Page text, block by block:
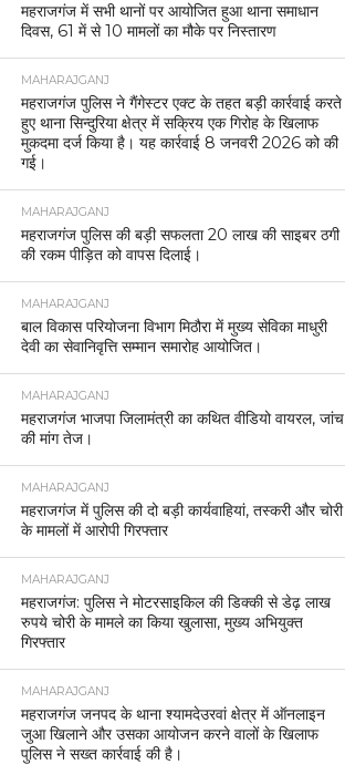
महराजगंज में सभी थानों पर आयोजित हुआ थाना समाधान
दिवस, 61 में से 10 मामलों का मौके पर निस्तारण
MAHARAJGANJ
महराजगंज पुलिस ने गैंगेस्टर एक्ट के तहत बड़ी कार्रवाई करते
हुए थाना सिन्दुरिया क्षेत्र में सक्रिय एक गिरोह के खिलाफ
मुकदमा दर्ज किया है। यह कार्रवाई 8 जनवरी 2026 को की
गई।
MAHARAJGANJ
महराजगंज पुलिस की बड़ी सफलता 20 लाख की साइबर ठगी
की रकम पीड़ित को वापस दिलाई।
MAHARAJGANJ
बाल विकास परियोजना विभाग मिठौरा में मुख्य सेविका माधुरी
देवी का सेवानिवृत्ति सम्मान समारोह आयोजित।
MAHARAJGANJ
महराजगंज भाजपा जिलामंत्री का कथित वीडियो वायरल, जांच
की मांग तेज।
MAHARAJGANJ
महराजगंज में पुलिस की दो बड़ी कार्यवाहियां, तस्करी और चोरी
के मामलों में आरोपी गिरफ्तार
MAHARAJGANJ
महराजगंज: पुलिस ने मोटरसाइकिल की डिक्की से डेढ़ लाख
रुपये चोरी के मामले का किया खुलासा, मुख्य अभियुक्त
गिरफ्तार
MAHARAJGANJ
महराजगंज जनपद के थाना श्यामदेउरवां क्षेत्र में ऑनलाइन
जुआ खिलाने और उसका आयोजन करने वालों के खिलाफ
पुलिस ने सख्त कार्रवाई की है।